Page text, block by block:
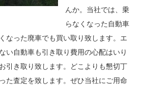
んか。当社では、乗
らなくなった自動車
なった廃車でも買い取り致します。エ
い自動車も引き取り費用の心配はいり
引き取り致します。どこよりも懇切丁
た査定を致します。ぜひ当社にご用命